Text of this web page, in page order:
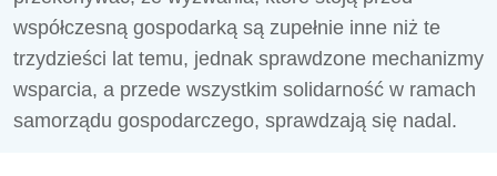
współczesną gospodarką są zupełnie inne niż te
trzydzieści lat temu, jednak sprawdzone mechanizmy
wsparcia, a przede wszystkim solidarność w ramach
samorządu gospodarczego, sprawdzają się nadal.